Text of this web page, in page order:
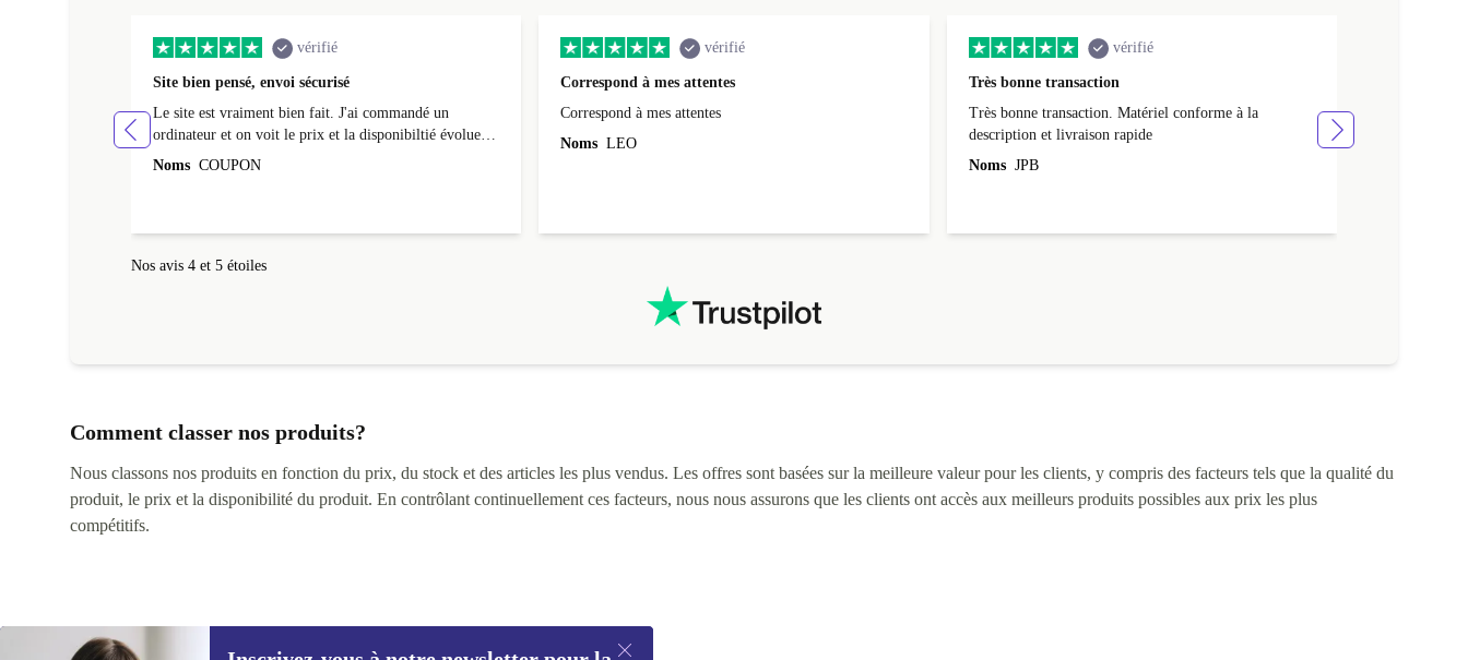
vérifié
Site bien pensé, envoi sécurisé
Le site est vraiment bien fait. J'ai commandé un
ordinateur et on voit le prix et la disponibiltié évoluer
au fil des caractéristiques choisies. L'envoi de
Noms COUPON
vérifié
Correspond à mes attentes
Correspond à mes attentes
Noms LEO
vérifié
Très bonne transaction
Très bonne transaction. Matériel conforme à la
description et livraison rapide
Noms JPB
Nos avis 4 et 5 étoiles
Comment classer nos produits?
Nous classons nos produits en fonction du prix, du stock et des articles les plus vendus. Les offres sont basées sur la meilleure valeur pour les clients, y compris des facteurs tels que la qualité du
produit, le prix et la disponibilité du produit. En contrôlant continuellement ces facteurs, nous nous assurons que les clients ont accès aux meilleurs produits possibles aux prix les plus
compétitifs.